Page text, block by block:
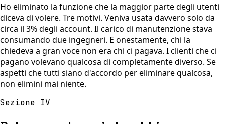
Ho eliminato la funzione che la maggior parte degli utenti
diceva di volere. Tre motivi. Veniva usata davvero solo da
circa il 3% degli account. Il carico di manutenzione stava
consumando due ingegneri. E onestamente, chi la
chiedeva a gran voce non era chi ci pagava. I clienti che ci
pagano volevano qualcosa di completamente diverso. Se
aspetti che tutti siano d'accordo per eliminare qualcosa,
non elimini mai niente.
Sezione IV